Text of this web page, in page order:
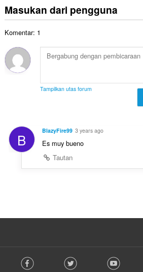
Masukan dari pengguna
Komentar: 1
Tampilkan utas forum
B BlazyFire99 3 years ago
Es muy bueno
Tautan
o Facebook Twitter Youtube